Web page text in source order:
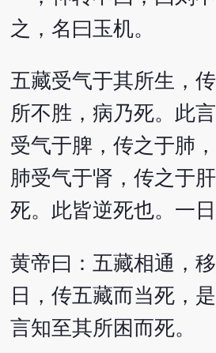
之，名曰玉机。
五藏受气于其所生，
所不胜，病乃死。此
受气于脾，传之于肺
肺受气于肾，传之于
死。此皆逆死也。一
黄帝曰：五藏相通，
日，传五藏而当死，
言知至其所困而死。